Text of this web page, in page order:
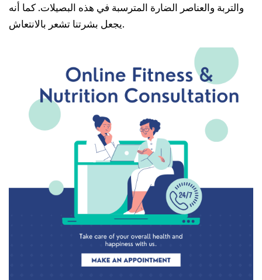
والتربة والعناصر الضارة المترسبة في هذه البصيلات. كما أنه
يجعل بشرتنا تشعر بالانتعاش.